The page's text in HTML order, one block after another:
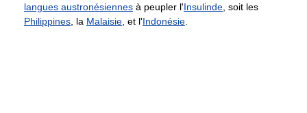
langues austronésiennes à peupler l'Insulinde , soit les
Philippines , la Malaisie , et l'Indonésie